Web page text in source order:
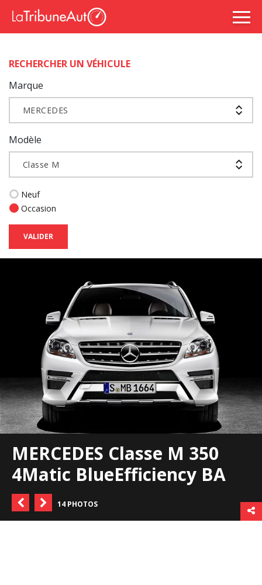
RECHERCHER UN VÉHICULE
Marque
MERCEDES
Modèle
Classe M
Neuf
Occasion
VALIDER
MERCEDES Classe M 350
4Matic BlueEfficiency BA
14 PHOTOS